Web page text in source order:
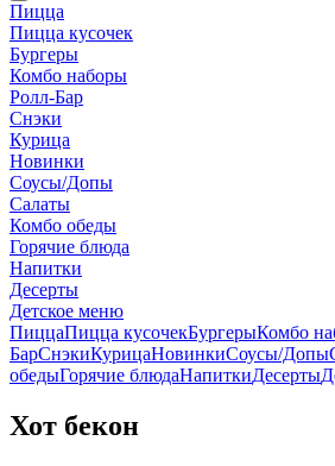
Пицца
Пицца кусочек
Бургеры
Комбо наборы
Ролл-Бар
Снэки
Курица
Новинки
Соусы/Допы
Салаты
Комбо обеды
Горячие блюда
Напитки
Десерты
Детское меню
ПиццаПицца кусочекБургерыКомбо
БарСнэкиКурицаНовинкиСоусы/Допы
обедыГорячие блюдаНапиткиДесерты
Хот бекон